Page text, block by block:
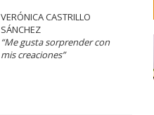
VERÓNICA CASTRILLO
SÁNCHEZ
“Me gusta sorprender con
mis creaciones”